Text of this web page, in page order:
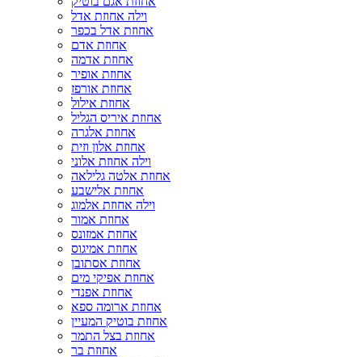
וילה אחוזת אדל
אחוזת אדל בכפר
אחוזת אדם
אחוזת אדמה
אחוזת אופיר
אחוזת אורפז
אחוזת אילול
אחוזת איריס הגליל
אחוזת אלגרה
אחוזת אלון וזית
וילה אחוזת אלוני
אחוזת אלטה גלילאה
אחוזת אלישבע
וילה אחוזת אלמוג
אחוזת אמור
אחוזת אמזונס
אחוזת אמיגוס
אחוזת אסתובן
אחוזת אפיקי מים
אחוזת אפנדי
אחוזת ארומה ספא
אחוזת בוטיק המעיין
אחוזת בצל התמר
אחוזת בר